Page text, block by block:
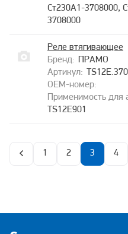
Ст230А1-3708000,
3708000
ПРАМО
Реле втягивающее
TS12E901
1 2 3 4